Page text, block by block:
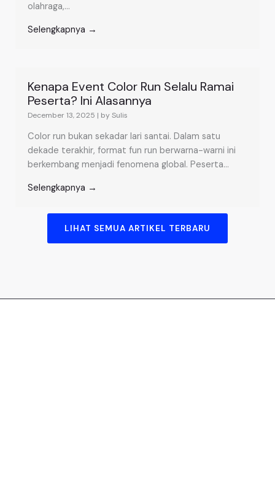
olahraga,...
Selengkapnya →
Kenapa Event Color Run Selalu Ramai
Peserta? Ini Alasannya
December 13, 2025 | by Sulis
Color run bukan sekadar lari santai. Dalam satu
dekade terakhir, format fun run berwarna-warni ini
berkembang menjadi fenomena global. Peserta...
Selengkapnya →
LIHAT SEMUA ARTIKEL TERBARU